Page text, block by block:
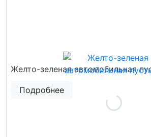
Желто-зеленая автомобильная
Подробнее